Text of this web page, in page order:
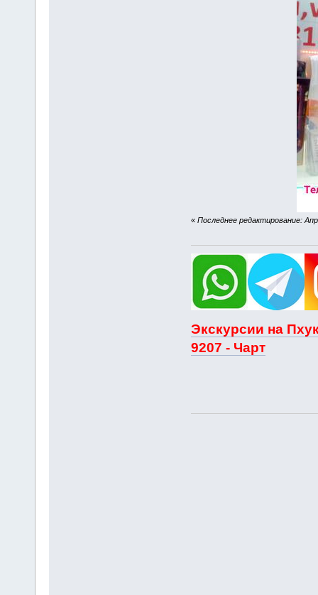
« Последнее редактирование:
Экскурсии на
9207 - Чарт